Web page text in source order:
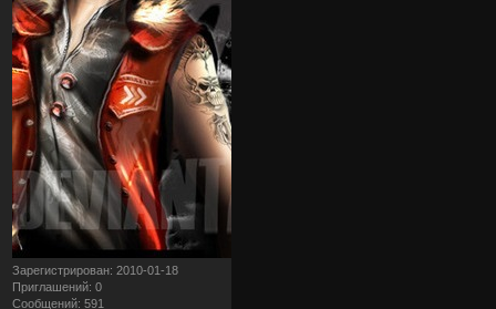
Зарегистрирован: 2010-01-18
Приглашений: 0
Сообщений: 591